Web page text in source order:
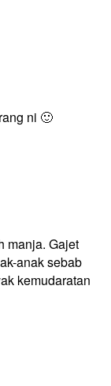
ni 🙂
manja. Gajet
anak sebab
kemudaratan